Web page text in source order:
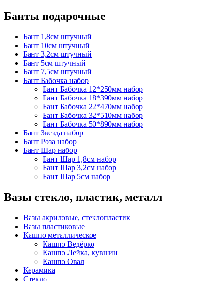
Банты подарочные
Бант 1,8см штучный
Бант 10см штучный
Бант 3,2см штучный
Бант 5см штучный
Бант 7,5см штучный
Бант Бабочка набор
Бант Бабочка 12*250мм набор
Бант Бабочка 18*390мм набор
Бант Бабочка 22*470мм набор
Бант Бабочка 32*510мм набор
Бант Бабочка 50*890мм набор
Бант Звезда набор
Бант Роза набор
Бант Шар набор
Бант Шар 1,8см набор
Бант Шар 3,2см набор
Бант Шар 5см набор
Вазы стекло, пластик, металл
Вазы акриловые, стеклопластик
Вазы пластиковые
Кашпо металлическое
Кашпо Ведёрко
Кашпо Лейка, кувшин
Кашпо Овал
Керамика
Стекло